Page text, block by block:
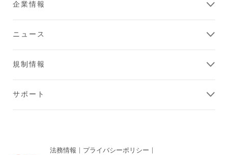
企業情報
ニュース
規制情報
サポート
法務情報 プライバシーポリシー